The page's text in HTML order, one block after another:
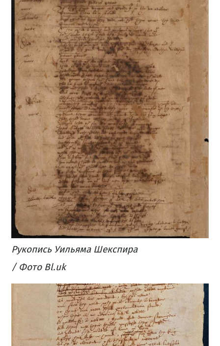
Рукопись Уильяма Шекспира
/ Фото Bl.uk